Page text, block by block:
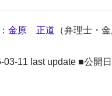
金原 正道 （弁理士・
11 last update ■公開